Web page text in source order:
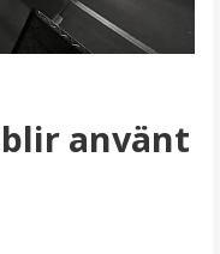
använt